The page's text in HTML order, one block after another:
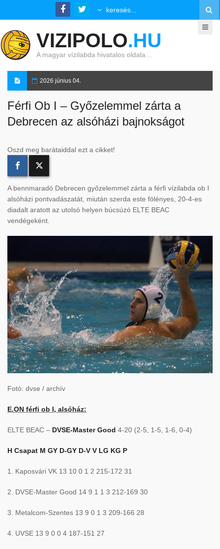
VIZIPOLO.HU
A magyar vízilabda hivatalos oldala…
2026 június 04.
Férfi Ob I – Győzelemmel zárta a
Debrecen az alsóházi bajnokságot
Oszd meg barátaiddal ezt a cikket!
A bennmaradó Debrecen győzelemmel zárta a férfi vízilabda ob I
alsóházi pontvadászatát, miután szerda este fölényes, 20-4-es
diadalt aratott az utolsó helyen búcsúzó ELTE BEAC
vendégeként.
Fotó: dvse / archív
E.ON férfi ob I, alsóház:
ELTE BEAC – DVSE-Master Good 4-20 (2-5, 1-5, 1-6, 0-4)
H Csapat M GY D-GY D-V V LG KG P
1. Kaposvári VK 13 10 0 1 2 215-172 31
2. DVSE-Master Good 14 9 1 1 3 212-169 30
3. Metalcom-Szentes 13 9 0 1 3 209-166 28
4. UVSE 13 9 0 0 4 187-151 27